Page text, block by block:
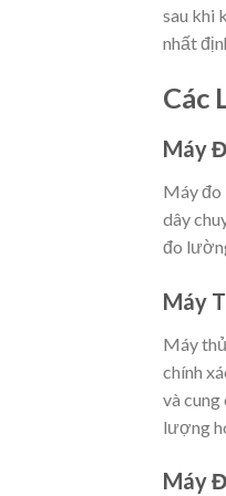
sau khi
nhất
Các
Máy
Máy đo
dây
đo
Máy
Máy
chính
và
lượng
Máy